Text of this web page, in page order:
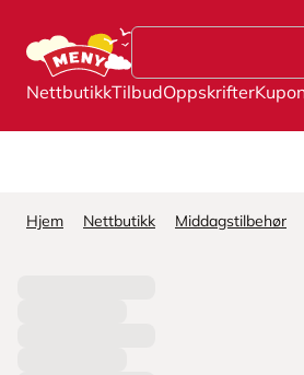
NettbutikkTilbudOppskrifter
Hjem Nettbutikk Middagstilbehør